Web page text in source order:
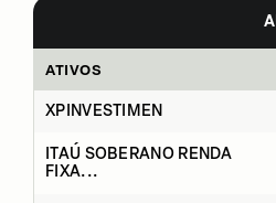
ATIVOS
XPINVESTIMEN
ITAÚ SOBERANO RENDA
FIXA...